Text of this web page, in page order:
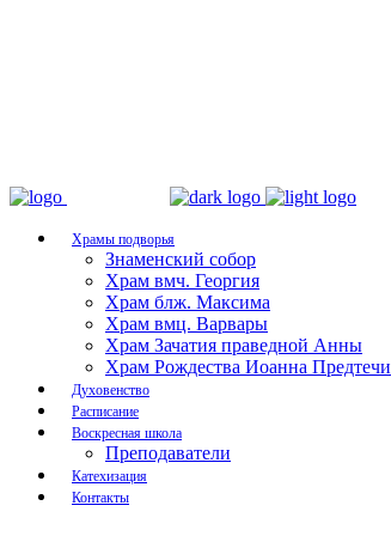
Храмы подворья
Знаменский собор
Храм вмч. Георгия
Храм блж. Максима
Храм вмц. Варвары
Храм Зачатия праведной Анны
Храм Рождества Иоанна Предтечи
Духовенство
Расписание
Воскресная школа
Преподаватели
Катехизация
Контакты